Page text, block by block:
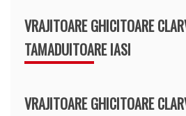
VRAJITOARE GHICITOARE
TAMADUITOARE IASI
VRAJITOARE GHICITOARE